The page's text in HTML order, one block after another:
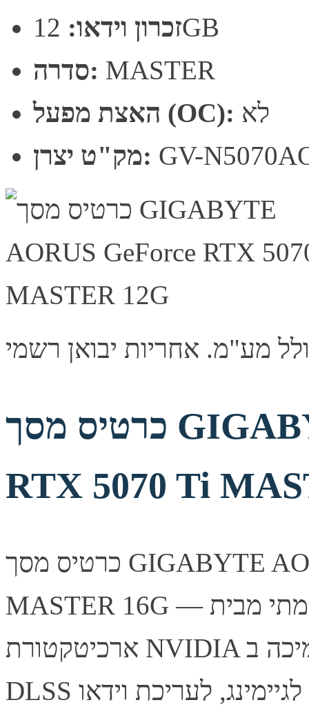
זכרון וידאו:12GB
סדרה: MASTER
האצת מפעל (OC): לא
מק"ט יצרן: GV-
כרטיס מסך GIGABYTE AORUS GeForce
RTX 5070 Ti
כרטיס מסך GIGABYTE AORUS GeForce RTX 5070 Ti
MASTER 16G — כרטיס מסך עוצמתי מבית Gigabyte, מבוסס
ארכיטקטורת NVIDIA עם תמיכה ב-Ray Tracing ובטכנולוגיית
DLSS לביצועי גיימינג מרשימים. מתאים לגיימינג, לעריכת וידאו